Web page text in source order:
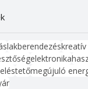
lakberendezés
elektronika
tetőmegújuló